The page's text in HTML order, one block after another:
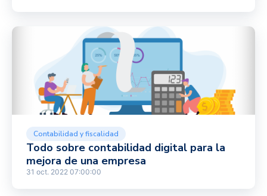
Contabilidad y fiscalidad
Todo sobre contabilidad digital para la
mejora de una empresa
31 oct. 2022 07:00:00